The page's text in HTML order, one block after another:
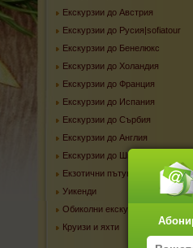
Екскурзии до Австрия
Екскурзии до Русия|sofiatour
Екскурзии до Бенелюкс
Екскурзии до Холандия
Екскурзии до Франция
Екскурзии до Испания
Екскурзии до Сърбия
Екскурзии до Англия
Екскурзии до Швейцария
Екзотични пътувания
Уикенди
Обиколни екскурзии
Круизи и яхти